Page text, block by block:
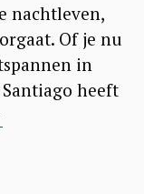
nachtleven,
Of je nu
in
heeft